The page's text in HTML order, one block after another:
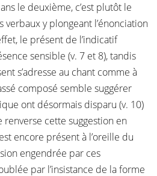
le deuxième, c’est plutôt le
verbaux y plongeant l’énonciation
le présent de l’indicatif
sensible (v. 7 et 8), tandis
s’adresse au chant comme à
composé semble suggérer
ont désormais disparu (v. 10)
cette suggestion en
encore présent à l’oreille du
engendrée par ces
par l’insistance de la forme